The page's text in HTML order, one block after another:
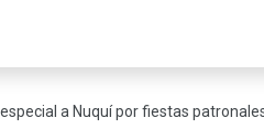
a Nuquí por fiestas